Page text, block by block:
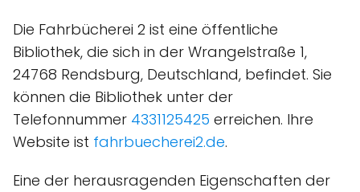
Die Fahrbücherei 2 ist eine öffentliche
Bibliothek, die sich in der Wrangelstraße 1,
24768 Rendsburg, Deutschland, befindet. Sie
können die Bibliothek unter der
Telefonnummer 4331125425 erreichen. Ihre
Website ist fahrbuecherei2.de.
Eine der herausragenden Eigenschaften der